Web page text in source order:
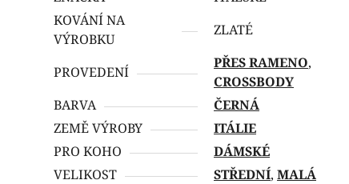
KOVÁNÍ NA
VÝROBKU
ZLATÉ
PROVEDENÍ
PŘES RAMENO,
CROSSBODY
BARVA
ČERNÁ
ZEMĚ VÝROBY
ITÁLIE
PRO KOHO
DÁMSKÉ
VELIKOST
STŘEDNÍ,MALÁ